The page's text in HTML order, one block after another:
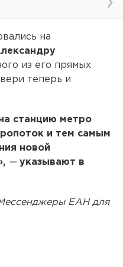
на
из его прямых
теперь и
станцию метро
и тем самым
новой
—указывают в
ЕАН для